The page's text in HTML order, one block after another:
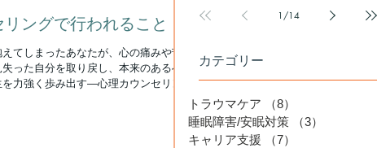
関係のトラブルの影響などについて、
して組織の統括者が考えていただける
提供します。 3. 予防的メンタルヘル
ングで行われること
てしまったあなたが、心の痛みや苦し
った自分を取り戻し、本来のあるべき
力強く歩み出す―心理カウンセリング
あなたとともに考え、サポートし、いっ
の道をめざすことを目的としています。
1 /14
カテゴリー
トラウマケア （8）
睡眠障害/安眠対策
（3）
キャリア支援
（7）